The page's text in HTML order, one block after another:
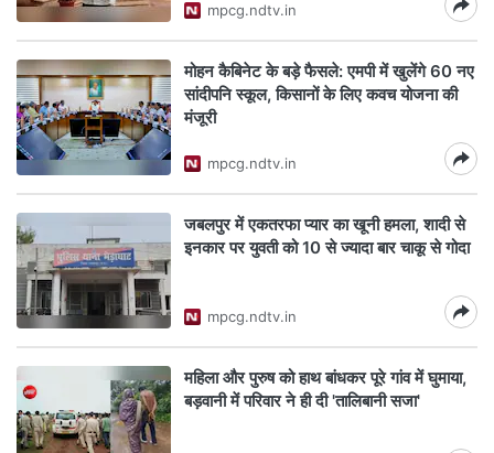
mpcg.ndtv.in
मोहन कैबिनेट के बड़े फैसले: एमपी में खुलेंगे 60 नए
सांदीपनि स्कूल, किसानों के लिए कवच योजना की
मंजूरी
mpcg.ndtv.in
जबलपुर में एकतरफा प्यार का खूनी हमला, शादी से
इनकार पर युवती को 10 से ज्यादा बार चाकू से गोदा
mpcg.ndtv.in
महिला और पुरुष को हाथ बांधकर पूरे गांव में घुमाया,
बड़वानी में परिवार ने ही दी 'तालिबानी सजा'